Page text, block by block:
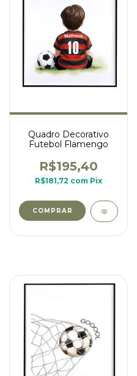
Quadro Decorativo
Futebol Flamengo
R$195,40
R$181,72 com Pix
COMPRAR